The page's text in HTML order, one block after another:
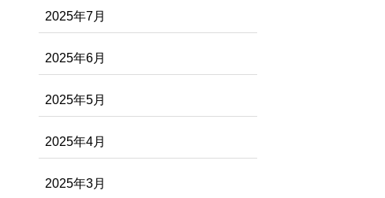
2025年7月
2025年6月
2025年5月
2025年4月
2025年3月